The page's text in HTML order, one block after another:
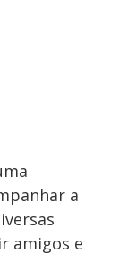
a
amigos e